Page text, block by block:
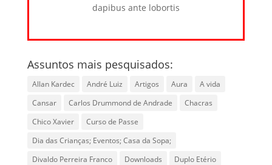
dapibus ante lobortis
Assuntos mais pesquisados:
Allan Kardec André Luiz Artigos Aura
A vida
Cansar
Carlos Drummond de Andrade
Chacras
Chico Xavier
Curso de Passe
Dia das Crianças; Eventos; Casa da Sopa;
Divaldo Perreira Franco
Downloads
Duplo Etério